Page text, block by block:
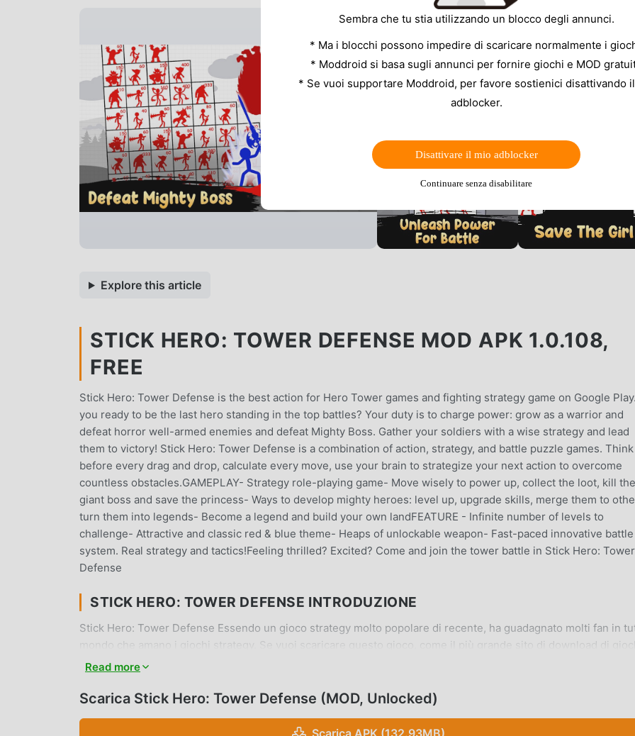
Explore this article
STICK HERO: TOWER DEFENSE MOD APK 1.0.108,
FREE
Stick Hero: Tower Defense is the best action for Hero Tower games and fighting strategy game on Google
you ready to be the last hero standing in the top battles? Your duty is to charge power: grow as a warrior and
defeat horror well-armed enemies and defeat Mighty Boss. Gather your soldiers with a wise strategy and lead
them to victory! Stick Hero: Tower Defense is a combination of action, strategy, and battle puzzle games. Think
before every drag and drop, calculate every move, use your brain to strategize your next action to overcome
countless obstacles.GAMEPLAY- Strategy role-playing game- Move wisely to power up, collect the loot, kill the
giant boss and save the princess- Ways to develop mighty heroes: level up, upgrade skills, merge them to
turn them into legends- Become a legend and build your own landFEATURE - Infinite number of levels to
challenge- Attractive and classic red & blue theme- Heaps of unlockable weapon- Fast-paced innovative battle
system. Real strategy and tactics!Feeling thrilled? Excited? Come and join the tower battle in Stick Hero: Tower
Defense
STICK HERO: TOWER DEFENSE INTRODUZIONE
Stick Hero: Tower Defense Essendo un gioco strategy molto popolare di recente, ha guadagnato molti fan in
mondo che amano i giochi strategy. Se vuoi scaricare questo gioco, come il più grande sito di download di
gratuiti per mod apk al mondo, moddroid è la tua scelta migliore. moddroid non solo ti fornisce l'ultima
l'attività meccanica ripetitiva nel gioco, così puoi concentrarti sul godere della gioia portata dal gioco stesso.
giocatori ed è sicura al 100%, disponibile e gratuita da installare. Basta scaricare il client moddroid, puoi
Read more
Scarica Stick Hero: Tower Defense (MOD, Unlocked)
Scarica APK (132.93MB)
Sembra che tu stia utilizzando un blocco degli annunci.
* Ma i blocchi possono impedire di scaricare normalmente i
* Moddroid si basa sugli annunci per fornire giochi e MOD
* Se vuoi supportare Moddroid, per favore sostienici disattivando
adblocker.
Disattivare il mio adblocker
Continuare senza disabilitare